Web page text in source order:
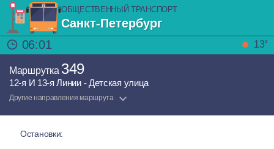
ОБЩЕСТВЕННЫЙ ТРАНСПОРТ
Санкт-Петербург
06:01
13°
Маршрутка 349
12-я И 13-я Линии - Детская улица
Другие направления маршрута
Остановки: